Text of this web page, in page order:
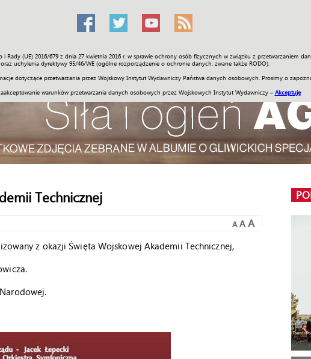
Rady (UE) 2016/679 z dnia 27 kwietnia 2016 r. w sprawie ochrony osób fizycznych w związku z przetwarzaniem
oraz uchylenia dyrektywy 95/46/WE (ogólne rozporządzenie o ochronie danych, zwane także RODO).
dotyczące przetwarzania przez Wojskowy Instytut Wydawniczy Państwa danych osobowych. Prosimy o
warunków przetwarzania danych osobowych przez Wojskowych Instytut Wydawniczy – Akceptuję
Świat Społeczność Sport Historia Galerie Wideo ENGLISH
Technicznej
A A A
z okazji Święta Wojskowej Akademii Technicznej,